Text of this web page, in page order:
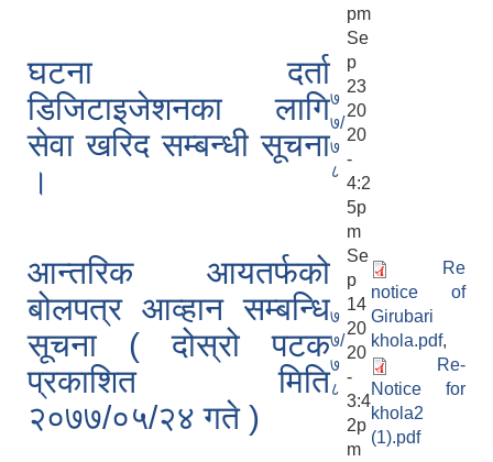
pm
घटना दर्ता
डिजिटाइजेशनका लागि
सेवा खरिद सम्बन्धी सूचना
।
७
७/
७
८
Se
p
23
20
20
-
4:2
5p
m
आन्तरिक आयतर्फको
बोलपत्र आव्हान सम्बन्धि
सूचना ( दोस्रो पटक
प्रकाशित मिति
२०७७/०५/२४ गते )
७
७/
७
८
Se
p
14
20
20
-
3:4
2p
m
Re
notice of
Girubari
khola.pdf,
Re-
Notice for
khola2
(1).pdf